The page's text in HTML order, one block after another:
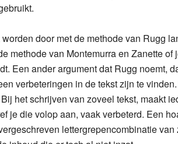
door met de methode van Rugg
methode van Montemurra en Zanette
Een ander argument dat Rugg noemt,
verbeteringen in de tekst zijn te
het schrijven van zoveel tekst, maakt
je die volop aan, vaak verbeterd. Een
lettergrepencombinatie van